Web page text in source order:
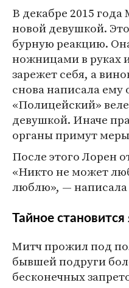
В декабре 2015 года
новой девушкой.
бурную реакцию.
ножницами в руках
зарежет себя, а
снова написала ему
«Полицейский»
девушкой. Иначе
органы примут
После этого Лорен
«Никто не может
люблю», — написала
Тайное
Митч прожил под
бывшей подруги
бесконечных